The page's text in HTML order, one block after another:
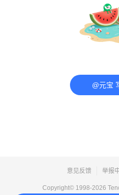
@元宝
意见反馈 举报
Copyright© 1998-2026